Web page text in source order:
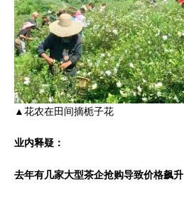
▲花农在田间摘栀子花
业内释疑：
去年有几家大型茶企抢购导致价格飙升